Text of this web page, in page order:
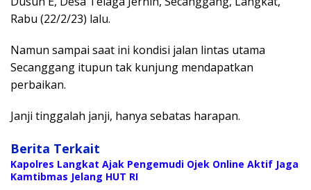
Rabu (22/2/23) lalu.
Namun sampai saat ini kondisi jalan lintas utama
Secanggang itupun tak kunjung mendapatkan
perbaikan.
Janji tinggalah janji, hanya sebatas harapan.
Berita Terkait
Kapolres Langkat Ajak Pengemudi Ojek Online Aktif Jaga
Kamtibmas Jelang HUT RI